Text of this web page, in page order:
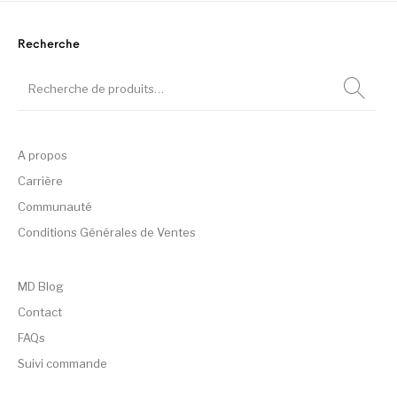
Recherche
A propos
Carrière
Communauté
Conditions Générales de Ventes
MD Blog
Contact
FAQs
Suivi commande